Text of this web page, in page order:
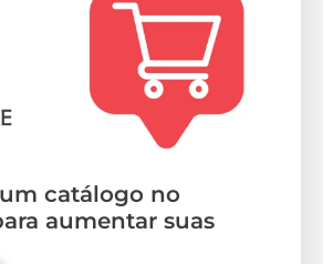
catálogo no
aumentar suas